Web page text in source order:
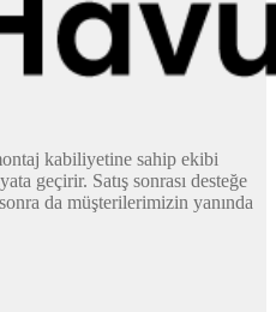
kabiliyetine sahip ekibi
geçirir. Satış sonrası desteğe
da müşterilerimizin yanında